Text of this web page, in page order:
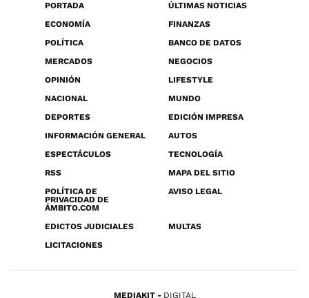
PORTADA
ÚLTIMAS NOTICIAS
ECONOMÍA
FINANZAS
POLÍTICA
BANCO DE DATOS
MERCADOS
NEGOCIOS
OPINIÓN
LIFESTYLE
NACIONAL
MUNDO
DEPORTES
EDICIÓN IMPRESA
INFORMACIÓN GENERAL
AUTOS
ESPECTÁCULOS
TECNOLOGÍA
RSS
MAPA DEL SITIO
POLÍTICA DE
PRIVACIDAD DE
ÁMBITO.COM
AVISO LEGAL
EDICTOS JUDICIALES
MULTAS
LICITACIONES
MEDIAKIT DIGITAL